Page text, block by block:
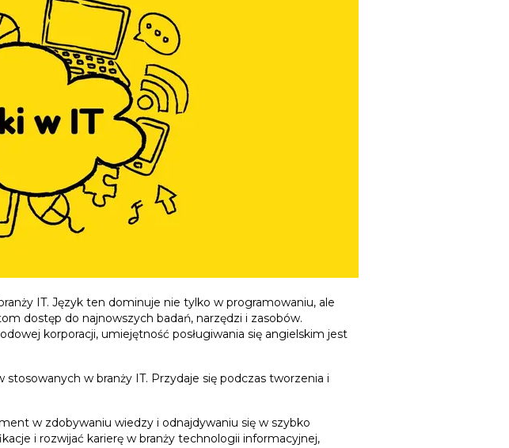
IT. Język ten dominuje nie tylko w programowaniu, ale
dostęp do najnowszych badań, narzędzi i zasobów.
korporacji, umiejętność posługiwania się angielskim jest
w branży IT. Przydaje się podczas tworzenia i
w zdobywaniu wiedzy i odnajdywaniu się w szybko
i rozwijać karierę w branży technologii informacyjnej,